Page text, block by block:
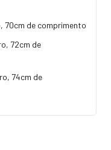
70cm de comprimento
72cm de
74cm de